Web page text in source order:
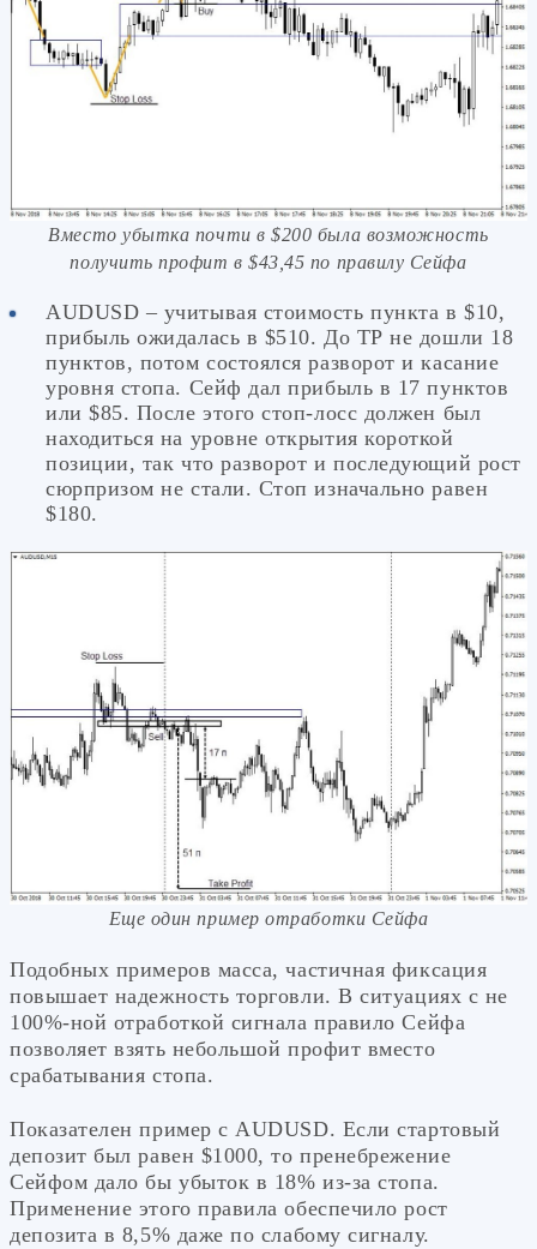
Вместо убытка почти в $200 была возможность
получить профит в $43,45 по правилу Сейфа
AUDUSD – учитывая стоимость пункта в $10,
прибыль ожидалась в $510. До ТР не дошли 18
пунктов, потом состоялся разворот и касание
уровня стопа. Сейф дал прибыль в 17 пунктов
или $85. После этого стоп-лосс должен был
находиться на уровне открытия короткой
позиции, так что разворот и последующий рост
сюрпризом не стали. Стоп изначально равен
$180.
Еще один пример отработки Сейфа
Подобных примеров масса, частичная фиксация
повышает надежность торговли. В ситуациях с не
100%-ной отработкой сигнала правило Сейфа
позволяет взять небольшой профит вместо
срабатывания стопа.
Показателен пример с AUDUSD. Если стартовый
депозит был равен $1000, то пренебрежение
Сейфом дало бы убыток в 18% из-за стопа.
Применение этого правила обеспечило рост
депозита в 8,5% даже по слабому сигналу.